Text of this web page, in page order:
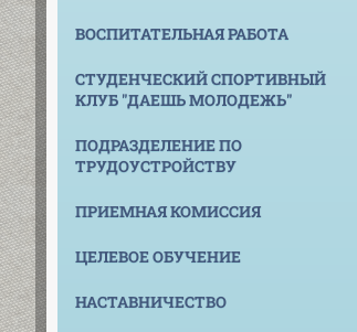
ВОСПИТАТЕЛЬНАЯ РАБОТА
СТУДЕНЧЕСКИЙ СПОРТИВНЫЙ
КЛУБ "ДАЕШЬ МОЛОДЕЖЬ"
ПОДРАЗДЕЛЕНИЕ ПО
ТРУДОУСТРОЙСТВУ
ПРИЕМНАЯ КОМИССИЯ
ЦЕЛЕВОЕ ОБУЧЕНИЕ
НАСТАВНИЧЕСТВО